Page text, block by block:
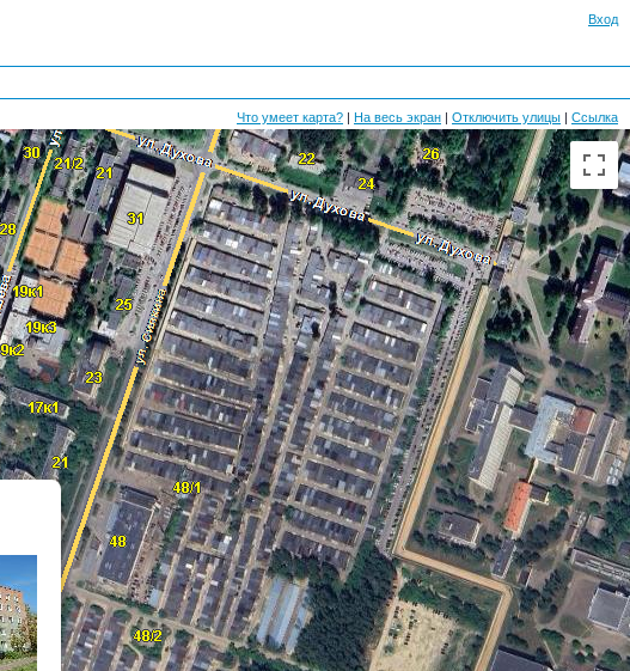
Вход
Что умеет карта? | На весь экран | Отключить улицы | Ссылка